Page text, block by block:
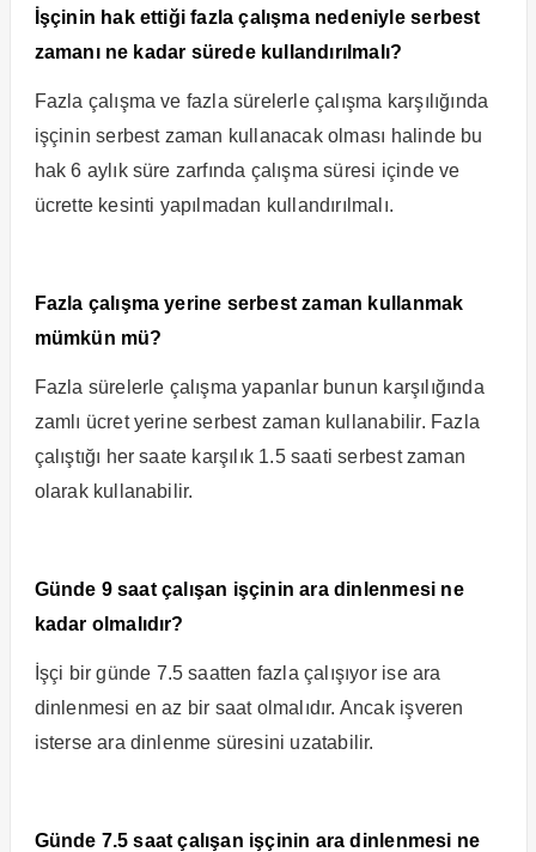
İşçinin hak ettiği fazla çalışma nedeniyle serbest
zamanı ne kadar sürede kullandırılmalı?
Fazla çalışma ve fazla sürelerle çalışma karşılığında
işçinin serbest zaman kullanacak olması halinde bu
hak 6 aylık süre zarfında çalışma süresi içinde ve
ücrette kesinti yapılmadan kullandırılmalı.
Fazla çalışma yerine serbest zaman kullanmak
mümkün mü?
Fazla sürelerle çalışma yapanlar bunun karşılığında
zamlı ücret yerine serbest zaman kullanabilir. Fazla
çalıştığı her saate karşılık 1.5 saati serbest zaman
olarak kullanabilir.
Günde 9 saat çalışan işçinin ara dinlenmesi ne
kadar olmalıdır?
İşçi bir günde 7.5 saatten fazla çalışıyor ise ara
dinlenmesi en az bir saat olmalıdır. Ancak işveren
isterse ara dinlenme süresini uzatabilir.
Günde 7.5 saat çalışan işçinin ara dinlenmesi ne